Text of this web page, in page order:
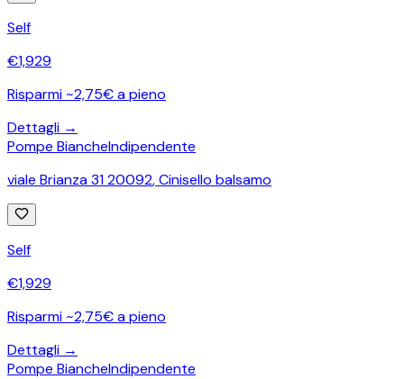
Self
€1,929
Risparmi ~2,75€ a pieno
Dettagli →
Pompe BiancheIndipendente
viale Brianza 31 20092,Cinisello balsamo
Self
€1,929
Risparmi ~2,75€ a pieno
Dettagli →
Pompe BiancheIndipendente